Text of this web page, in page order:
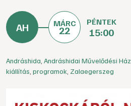
MÁRC
22
PÉNTEK
15:00
Andráshida Andráshidai Művelődési Ház
kiállítás programok Zalaegerszeg